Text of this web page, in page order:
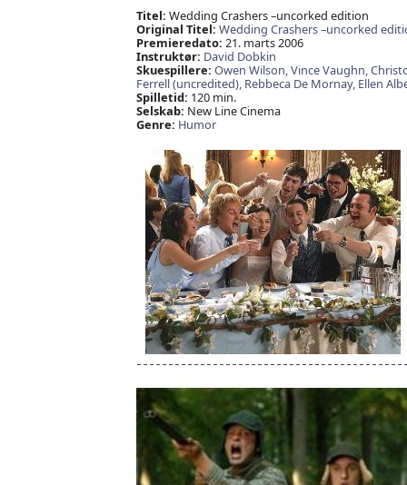
Titel: Wedding Crashers –uncorked edition
Original Titel: Wedding Crashers –uncorked
Premieredato: 21. marts 2006
Instruktør: David Dobkin
Skuespillere: Owen Wilson,Vince Vaughn,
Ferrell (uncredited), Rebbeca De Mornay, Ellen
Spilletid: 120 min.
Selskab: New Line Cinema
Genre: Humor